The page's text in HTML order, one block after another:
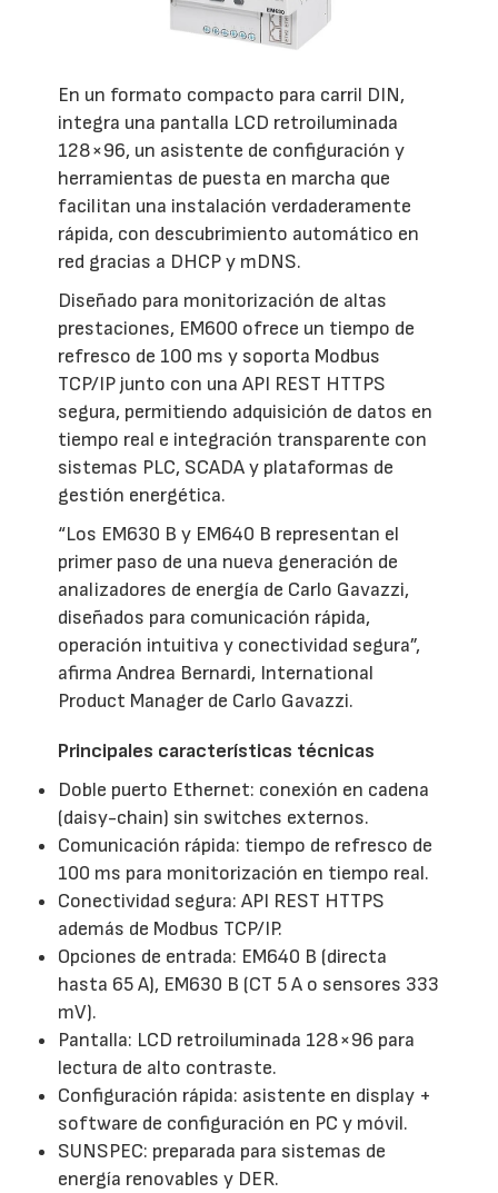
En un formato compacto para carril DIN,
integra una pantalla LCD retroiluminada
128×96, un asistente de configuración y
herramientas de puesta en marcha que
facilitan una instalación verdaderamente
rápida, con descubrimiento automático en
red gracias a DHCP y mDNS.
Diseñado para monitorización de altas
prestaciones, EM600 ofrece un tiempo de
refresco de 100 ms y soporta Modbus
TCP/IP junto con una API REST HTTPS
segura, permitiendo adquisición de datos en
tiempo real e integración transparente con
sistemas PLC, SCADA y plataformas de
gestión energética.
“Los EM630 B y EM640 B representan el
primer paso de una nueva generación de
analizadores de energía de Carlo Gavazzi,
diseñados para comunicación rápida,
operación intuitiva y conectividad segura”,
afirma Andrea Bernardi, International
Product Manager de Carlo Gavazzi.
Principales características técnicas
Doble puerto Ethernet: conexión en cadena
(daisy-chain) sin switches externos.
Comunicación rápida: tiempo de refresco de
100 ms para monitorización en tiempo real.
Conectividad segura: API REST HTTPS
además de Modbus TCP/IP.
Opciones de entrada: EM640 B (directa
hasta 65 A), EM630 B (CT 5 A o sensores 333
mV).
Pantalla: LCD retroiluminada 128×96 para
lectura de alto contraste.
Configuración rápida: asistente en display +
software de configuración en PC y móvil.
SUNSPEC: preparada para sistemas de
energía renovables y DER.